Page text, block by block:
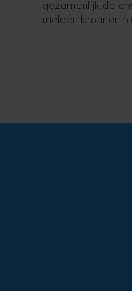
gezamenlijk
melden bronnen